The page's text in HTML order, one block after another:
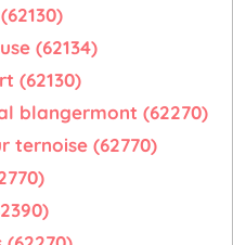
(62134)
(62130)
blangermont (62270)
ternoise (62770)